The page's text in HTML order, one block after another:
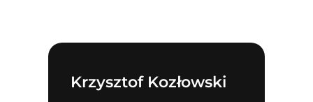
Krzysztof Kozłowski